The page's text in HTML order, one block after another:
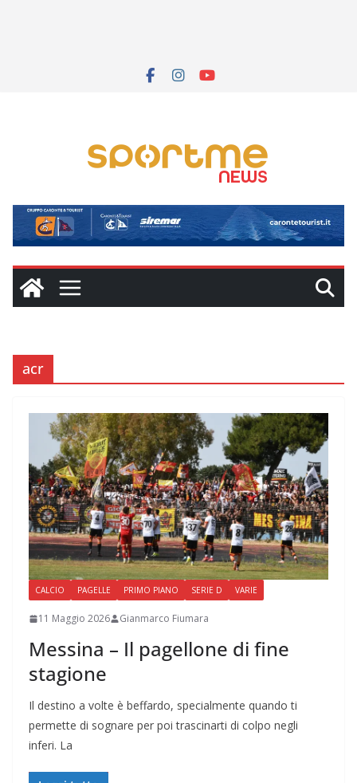
acr
CALCIO PAGELLE PRIMO PIANO SERIE D VARIE
11 Maggio 2026 Gianmarco Fiumara
Messina – Il pagellone di fine
stagione
Il destino a volte è beffardo, specialmente quando ti
permette di sognare per poi trascinarti di colpo negli
inferi. La